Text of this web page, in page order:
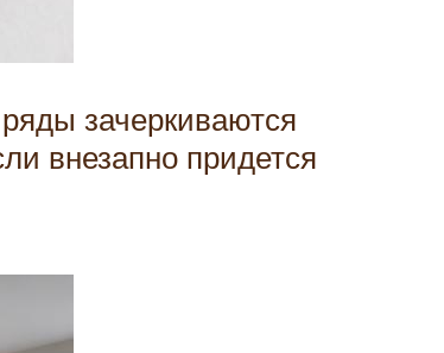
зачеркиваются
внезапно придется